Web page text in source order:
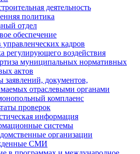
деятельность
политика
отдел
обеспечение
управленческих кадров
регулирующего воздействия
муниципальных нормативных
актов
документов,
отраслевыми органами
комплаенс
проверок
информация
системы
организации
СМИ